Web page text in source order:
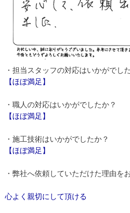
・担当スタッフの対応はいかがでし
【ほぼ満足】
・職人の対応はいかがでしたか？
【ほぼ満足】
・施工技術はいかがでしたか？
【ほぼ満足】
・弊社へ依頼していただけた理由を
心よく親切にして頂ける